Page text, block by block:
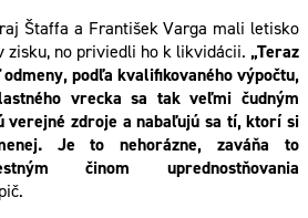
Štaffa a František Varga mali letisko
zisku, no priviedli ho k likvidácii. „Teraz
podľa kvalifikovaného výpočtu,
vrecka sa tak veľmi čudným
verejné zdroje a nabaľujú sa tí, ktorí si
Je to nehorázne, zaváňa to
činom uprednostňovania